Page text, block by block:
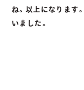
ね。以上になります
いました。